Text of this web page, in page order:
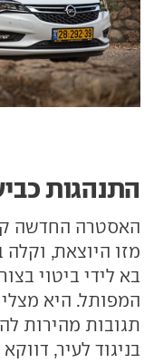
התנהגות
האסטרה החדשה
בא לידי ביטוי
המפותל. היא
תגובות מהירות
בניגוד לעיר,